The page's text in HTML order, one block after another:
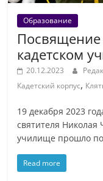
Образование
кадетском
20.12.2023
Кадетский корпус,
19 декабря 2023
святителя Николая
училище прошло
Read more